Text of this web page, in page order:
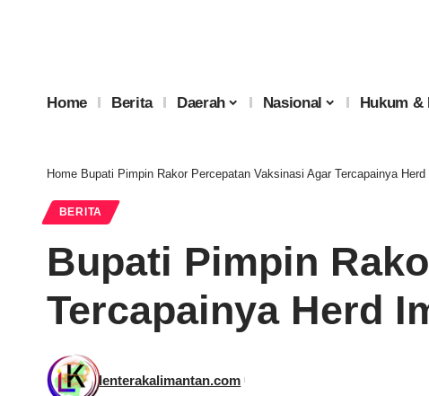
Home Berita Daerah Nasional Hukum &
Home Bupati Pimpin Rakor Percepatan Vaksinasi Agar Tercapainya
BERITA
Bupati Pimpin
Tercapainya Herd
lenterakalimantan.com